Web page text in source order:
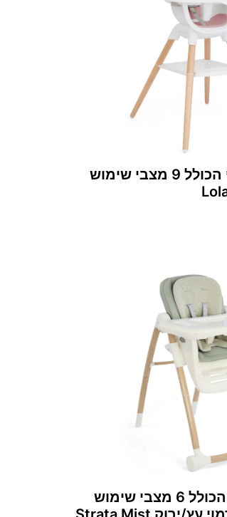
כיסא אוכל מודולרי הכולל 9 מצבי שימוש
כסא אוכל מודולרי הכולל 6 מצבי שימוש